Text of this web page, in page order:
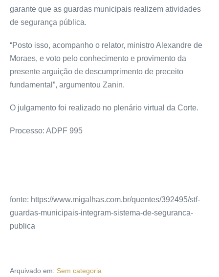
garante que as guardas municipais realizem atividades
de segurança pública.
“Posto isso, acompanho o relator, ministro Alexandre de
Moraes, e voto pelo conhecimento e provimento da
presente arguição de descumprimento de preceito
fundamental”, argumentou Zanin.
O julgamento foi realizado no plenário virtual da Corte.
Processo: ADPF 995
fonte: https://www.migalhas.com.br/quentes/392495/stf-
guardas-municipais-integram-sistema-de-seguranca-
publica
Arquivado em: Sem categoria